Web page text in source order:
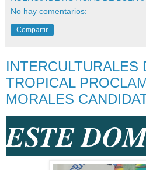
No hay comentarios:
Compartir
INTERCULTURALES
TROPICAL
MORALES
ESTE